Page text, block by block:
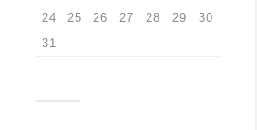
24
25 26 27 28 29
30
31